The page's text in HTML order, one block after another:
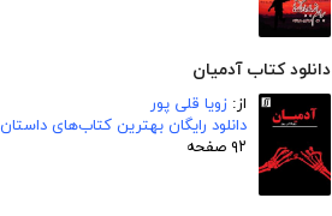
دانلود کتاب آدمیان
از: زویا قلی پور
دانلود رایگان بهترین کتاب‌های داستان
۹۲ صفحه